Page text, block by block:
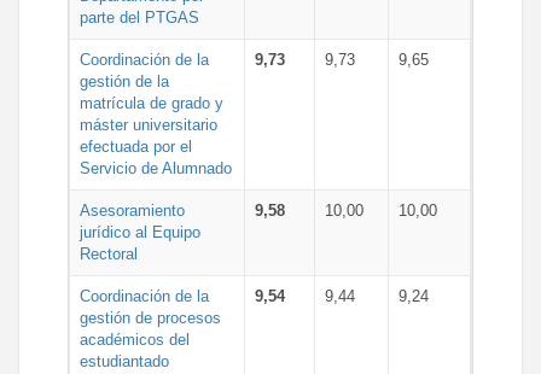
parte del PTGAS
Coordinación de la
gestión de la
matrícula de grado y
máster universitario
efectuada por el
Servicio de Alumnado
9,73 9,73 9,65
Asesoramiento
jurídico al Equipo
Rectoral
9,58 10,00 10,00
Coordinación de la
gestión de procesos
académicos del
estudiantado
9,54 9,44 9,24